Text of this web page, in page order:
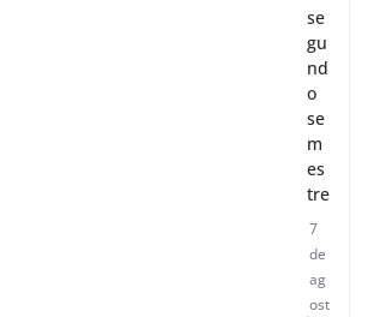
se
gu
nd
o
se
m
es
tre
7
de
ag
ost